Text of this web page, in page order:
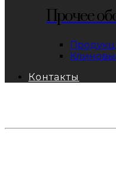
Прочее
Контакты